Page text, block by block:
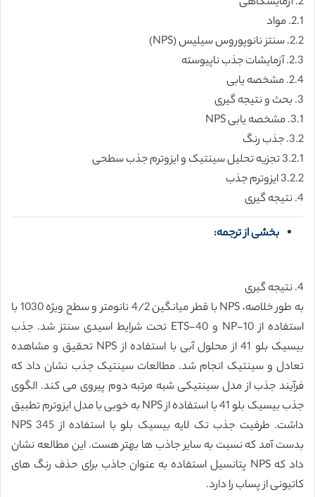
2.1. مواد
2.2. سنتز نانوپوروس سیلیس (NPS)
2.3. آزمایشات جذب ناپیوسته
2.4. مشخصه یابی
3. بحث و نتیجه گیری
3.1. مشخصه یابی NPS
3.2. جذب رنگ
3.2.1 تجزیه تحلیل سینتیک و ایزوترم جذب سطحی
3.2.2 ایزوترم جذب
4. نتیجه گیری
بخشی از ترجمه:
4. نتیجه گیری
به طور خلاصه، NPS با قطر میانگین 4/2 نانومتر و سطح ویژه 1030 با
استفاده از NP-10 و ETS-40 تحت شرایط اسیدی سنتز شد. جذب
بیسیک بلو 41 از محلول آبی با استفاده از NPS تحقیق و مشاهده
تعادل و سینتیک انجام شد. مطالعات سینتیک جذب نشان داد که
فرآیند جذب از مدل سینتیکی شبه مرتبه دوم پیروی می کند. الگوی
جذب بیسیک بلو 41 با استفاده از NPS به خوبی با مدل ایزوترم تطبیق
داشت. طرفیت جذب تک لایه بیسیک بلو با استفاده از NPS 345
بدست آمد که نسبت به سایر جاذب ها بهتر هست. این مطالعه نشان
داد که NPS پتانسیل استفاده به عنوان جاذب برای حذف رنگ های
کاتیونی از پساب را دارد.